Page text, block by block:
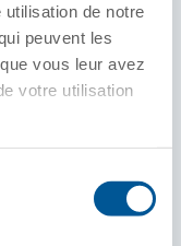
de notre
peuvent les
vous leur avez
votre utilisation
de bout
: Cloisons